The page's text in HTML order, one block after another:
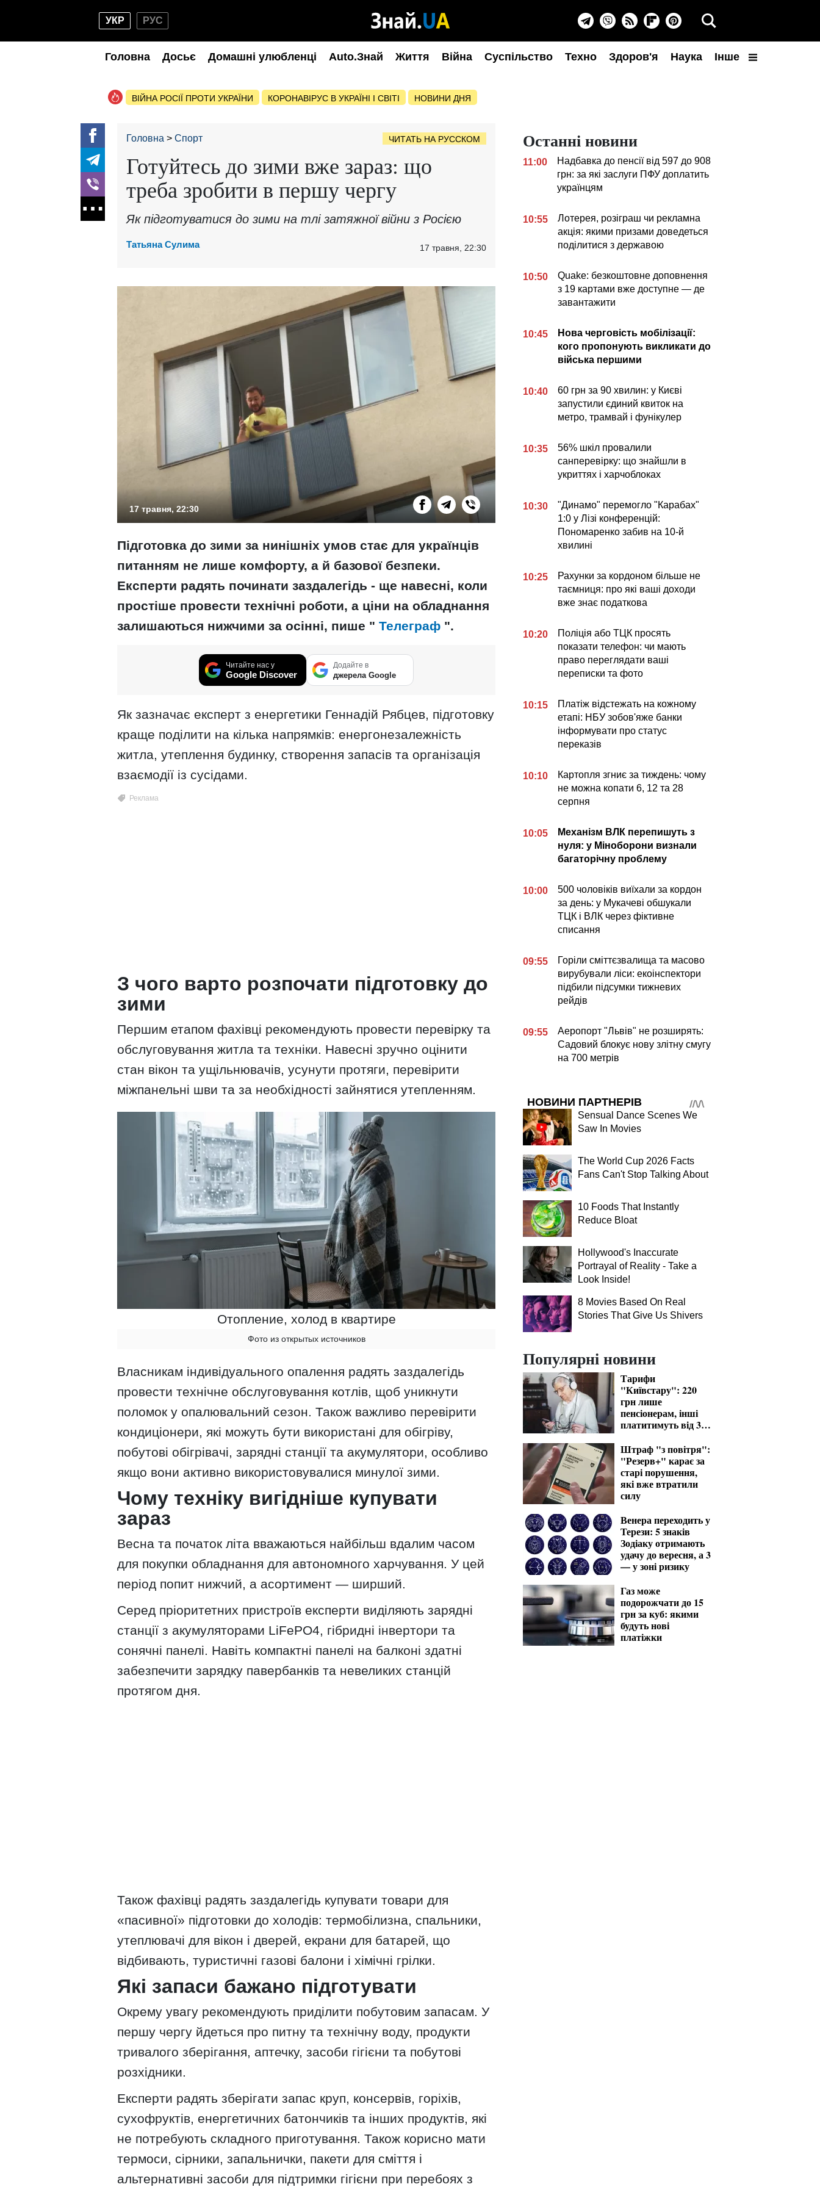
УКР РУС
Головна Досьє Домашні улюбленці Auto.Знай Життя Війна Суспільство Техно Здоров'я Наука Інше
ВІЙНА РОСІЇ ПРОТИ УКРАЇНИ КОРОНАВІРУС В УКРАЇНІ І СВІТІ НОВИНИ ДНЯ
Головна Спорт ЧИТАТЬ НА РУССКОМ
Готуйтесь до зими вже зараз: що
треба зробити в першу чергу
Як підготуватися до зими на тлі затяжної війни з Росією
Татьяна Сулима 17 травня, 22:30
17 травня, 22:30
Підготовка до зими за нинішніх умов стає для українців
питанням не лише комфорту, а й базової безпеки.
Експерти радять починати заздалегідь - ще навесні, коли
простіше провести технічні роботи, а ціни на обладнання
залишаються нижчими за осінні, пише " Телеграф ".
Читайте нас у
Google Discover
Додайте в
джерела Google
Як зазначає експерт з енергетики Геннадій Рябцев, підготовку
краще поділити на кілька напрямків: енергонезалежність
житла, утеплення будинку, створення запасів та організація
взаємодії із сусідами.
З чого варто розпочати підготовку до
зими
Першим етапом фахівці рекомендують провести перевірку та
обслуговування житла та техніки. Навесні зручно оцінити
стан вікон та ущільнювачів, усунути протяги, перевірити
міжпанельні шви та за необхідності зайнятися утепленням.
Отопление, холод в квартире
Фото из открытых источников
Власникам індивідуального опалення радять заздалегідь
провести технічне обслуговування котлів, щоб уникнути
поломок у опалювальний сезон. Також важливо перевірити
кондиціонери, які можуть бути використані для обігріву,
побутові обігрівачі, зарядні станції та акумулятори, особливо
якщо вони активно використовувалися минулої зими.
Чому техніку вигідніше купувати
зараз
Весна та початок літа вважаються найбільш вдалим часом
для покупки обладнання для автономного харчування. У цей
період попит нижчий, а асортимент — ширший.
Серед пріоритетних пристроїв експерти виділяють зарядні
станції з акумуляторами LiFePO4, гібридні інвертори та
сонячні панелі. Навіть компактні панелі на балконі здатні
забезпечити зарядку павербанків та невеликих станцій
протягом дня.
Також фахівці радять заздалегідь купувати товари для
«пасивної» підготовки до холодів: термобілизна, спальники,
утеплювачі для вікон і дверей, екрани для батарей, що
відбивають, туристичні газові балони і хімічні грілки.
Які запаси бажано підготувати
Окрему увагу рекомендують приділити побутовим запасам. У
першу чергу йдеться про питну та технічну воду, продукти
тривалого зберігання, аптечку, засоби гігієни та побутові
розхідники.
Експерти радять зберігати запас круп, консервів, горіхів,
сухофруктів, енергетичних батончиків та інших продуктів, які
не потребують складного приготування. Також корисно мати
термоси, сірники, запальнички, пакети для сміття і
альтернативні засоби для підтримки гігієни при перебоях з
Останні новини
11:00
Надбавка до пенсії від 597 до 908
грн: за які заслуги ПФУ доплатить
українцям
10:55
Лотерея, розіграш чи рекламна
акція: якими призами доведеться
поділитися з державою
10:50
Quake: безкоштовне доповнення
з 19 картами вже доступне — де
завантажити
10:45
Нова черговість мобілізації:
кого пропонують викликати до
війська першими
10:40
60 грн за 90 хвилин: у Києві
запустили єдиний квиток на
метро, трамвай і фунікулер
10:35
56% шкіл провалили
санперевірку: що знайшли в
укриттях і харчоблоках
10:30
"Динамо" перемогло "Карабах"
1:0 у Лізі конференцій:
Пономаренко забив на 10-й
хвилині
10:25
Рахунки за кордоном більше не
таємниця: про які ваші доходи
вже знає податкова
10:20
Поліція або ТЦК просять
показати телефон: чи мають
право переглядати ваші
переписки та фото
10:15
Платіж відстежать на кожному
етапі: НБУ зобов'яже банки
інформувати про статус
переказів
10:10
Картопля згниє за тиждень: чому
не можна копати 6, 12 та 28
серпня
10:05
Механізм ВЛК перепишуть з
нуля: у Міноборони визнали
багаторічну проблему
10:00
500 чоловіків виїхали за кордон
за день: у Мукачеві обшукали
ТЦК і ВЛК через фіктивне
списання
09:55
Горіли сміттєзвалища та масово
вирубували ліси: екоінспектори
підбили підсумки тижневих
рейдів
09:55
Аеропорт "Львів" не розширять:
Садовий блокує нову злітну смугу
на 700 метрів
НОВИНИ ПАРТНЕРІВ
Sensual Dance Scenes We
Saw In Movies
The World Cup 2026 Facts
Fans Can't Stop Talking About
10 Foods That Instantly
Reduce Bloat
Hollywood's Inaccurate
Portrayal of Reality - Take a
Look Inside!
8 Movies Based On Real
Stories That Give Us Shivers
Популярні новини
Тарифи
"Київстару": 220
грн лише
пенсіонерам, інші
платитимуть від 370
Штраф "з повітря":
"Резерв+" карає за
старі порушення,
які вже втратили
силу
Венера переходить у
Терези: 5 знаків
Зодіаку отримають
удачу до вересня, а 3
— у зоні ризику
Газ може
подорожчати до 15
грн за куб: якими
будуть нові
платіжки